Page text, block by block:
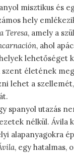
misztikus és
hely
Teresa, amely a
, ahol
lehetőséget
szent életének
lehet a
spanyol utazás
nélkül. Ávila
alapanyagokra
, egy hatalmas,